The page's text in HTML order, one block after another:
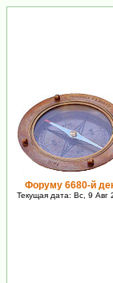
Форуму 6680-й
Текущая дата: Вс, 9 Авг